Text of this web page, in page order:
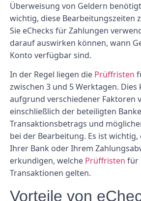
Überweisung von Geldern
wichtig, diese Bearbeitungszeiten
Sie eChecks für Zahlungen
darauf auswirken können, wann
Konto verfügbar sind.
In der Regel liegen die Prüffristen
zwischen 3 und 5 Werktagen. Dies
aufgrund verschiedener Faktoren
einschließlich der beteiligten
Transaktionsbetrags und
bei der Bearbeitung. Es ist wichtig,
Ihrer Bank oder Ihrem
erkundigen, welche Prüffristen für
Transaktionen gelten.
Vorteile von